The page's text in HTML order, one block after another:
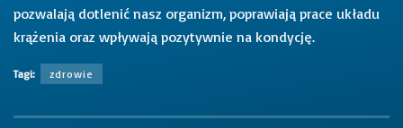
pozwalają dotlenić nasz organizm, poprawiają prace układu
krążenia oraz wpływają pozytywnie na kondycję.
Tagi: zdrowie